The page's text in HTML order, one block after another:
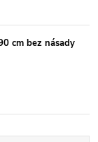
cm bez násady